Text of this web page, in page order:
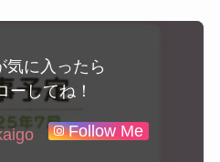
気に入ったら
ーしてね！
Follow Me